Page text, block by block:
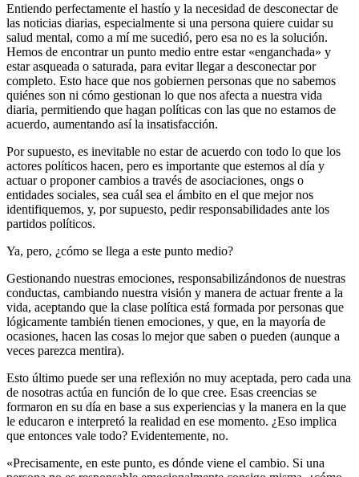
Entiendo perfectamente el hastío y la necesidad de desconectar de
las noticias diarias, especialmente si una persona quiere cuidar su
salud mental, como a mí me sucedió, pero esa no es la solución.
Hemos de encontrar un punto medio entre estar «enganchada» y
estar asqueada o saturada, para evitar llegar a desconectar por
completo. Esto hace que nos gobiernen personas que no sabemos
quiénes son ni cómo gestionan lo que nos afecta a nuestra vida
diaria, permitiendo que hagan políticas con las que no estamos de
acuerdo, aumentando así la insatisfacción.
Por supuesto, es inevitable no estar de acuerdo con todo lo que los
actores políticos hacen, pero es importante que estemos al día y
actuar o proponer cambios a través de asociaciones, ongs o
entidades sociales, sea cuál sea el ámbito en el que mejor nos
identifiquemos, y, por supuesto, pedir responsabilidades ante los
partidos políticos.
Ya, pero, ¿cómo se llega a este punto medio?
Gestionando nuestras emociones, responsabilizándonos de nuestras
conductas, cambiando nuestra visión y manera de actuar frente a la
vida, aceptando que la clase política está formada por personas que
lógicamente también tienen emociones, y que, en la mayoría de
ocasiones, hacen las cosas lo mejor que saben o pueden (aunque a
veces parezca mentira).
Esto último puede ser una reflexión no muy aceptada, pero cada una
de nosotras actúa en función de lo que cree. Esas creencias se
formaron en su día en base a sus experiencias y la manera en la que
le educaron e interpretó la realidad en ese momento. ¿Eso implica
que entonces vale todo? Evidentemente, no.
«Precisamente, en este punto, es dónde viene el cambio. Si una